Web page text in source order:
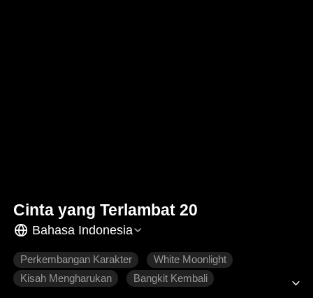
Cinta yang Terlambat 20
Bahasa Indonesia
Perkembangan Karakter
White Moonlight
Kisah Mengharukan
Bangkit Kembali